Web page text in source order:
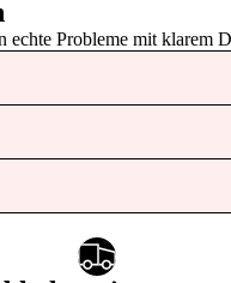
Probleme mit klarem